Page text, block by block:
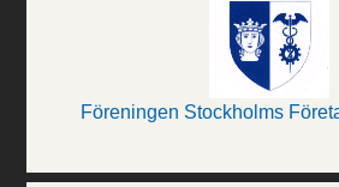
Föreningen Stockholms